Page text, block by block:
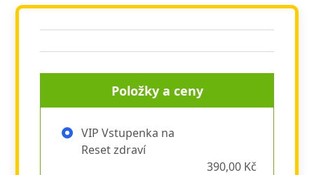
Položky a ceny
VIP Vstupenka na
Reset zdraví
390,00 Kč